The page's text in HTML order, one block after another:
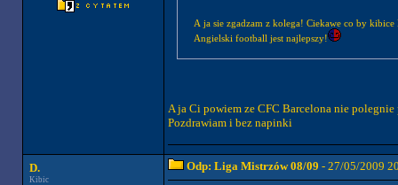
A ja sie zgadzam z kolega! Ciekawe co by
Angielski football jest najlepszy!
A ja Ci powiem ze CFC Barcelona nie
Pozdrawiam i bez napinki
D.
Kibic
Odp: Liga Mistrzów 08/09 - 27/05/2009